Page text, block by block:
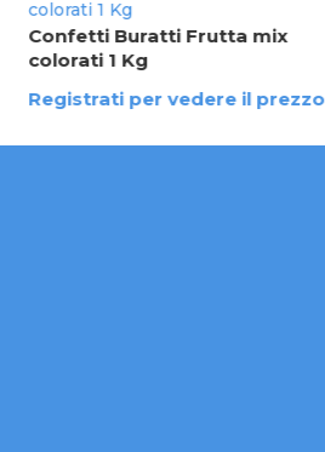
Confetti Buratti Frutta mix
colorati 1 Kg
Registrati per vedere il prezzo